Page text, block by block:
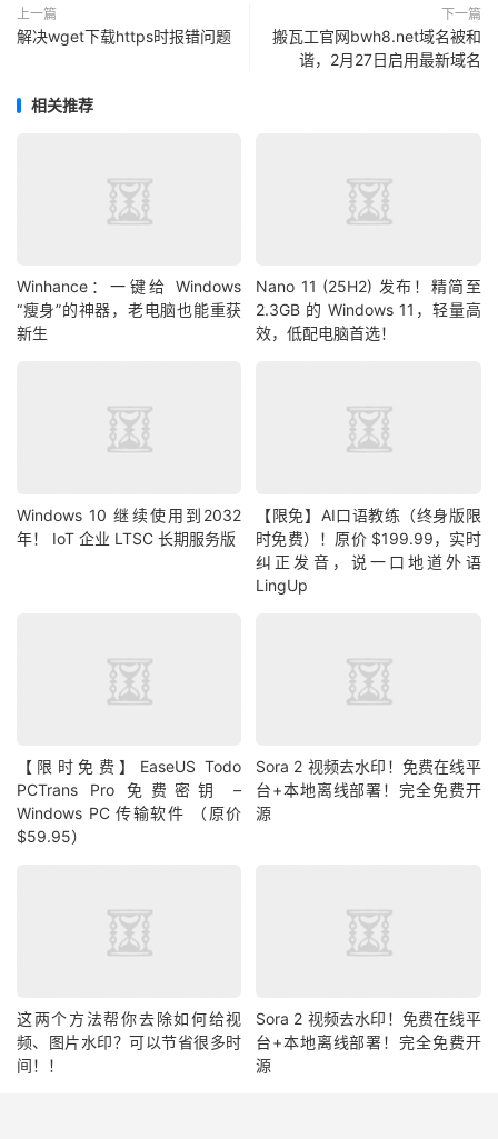
上一篇
解决wget下载https时报错问题
下一篇
搬瓦工官网bwh8.net域名被和
谐，2月27日启用最新域名
相关推荐
Winhance：一键给 Windows
“瘦身”的神器，老电脑也能重获
新生
Nano 11 (25H2) 发布！精简至
2.3GB 的 Windows 11，轻量高
效，低配电脑首选！
Windows 10 继续使用到2032
年！ IoT 企业 LTSC 长期服务版
【限免】AI口语教练（终身版限
时免费）！原价 $199.99，实时
纠正发音，说一口地道外语
LingUp
【限时免费】EaseUS Todo
PCTrans Pro 免费密钥 –
Windows PC 传输软件 （原价
$59.95）
Sora 2 视频去水印！免费在线平
台+本地离线部署！完全免费开
源
这两个方法帮你去除如何给视
频、图片水印？可以节省很多时
间！！
Sora 2 视频去水印！免费在线平
台+本地离线部署！完全免费开
源